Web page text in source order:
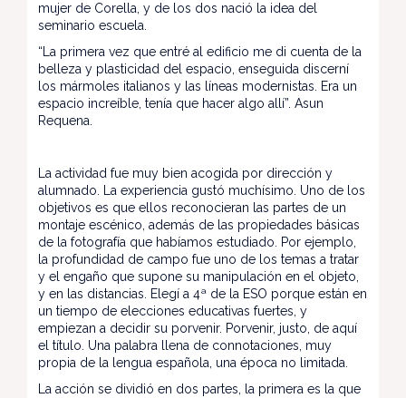
mujer de Corella, y de los dos nació la idea del
seminario escuela.
“La primera vez que entré al edificio me di cuenta de la
belleza y plasticidad del espacio, enseguida discerní
los mármoles italianos y las líneas modernistas. Era un
espacio increíble, tenía que hacer algo allí”. Asun
Requena.
La actividad fue muy bien acogida por dirección y
alumnado. La experiencia gustó muchísimo. Uno de los
objetivos es que ellos reconocieran las partes de un
montaje escénico, además de las propiedades básicas
de la fotografía que habíamos estudiado. Por ejemplo,
la profundidad de campo fue uno de los temas a tratar
y el engaño que supone su manipulación en el objeto,
y en las distancias. Elegí a 4ª de la ESO porque están en
un tiempo de elecciones educativas fuertes, y
empiezan a decidir su porvenir. Porvenir, justo, de aquí
el título. Una palabra llena de connotaciones, muy
propia de la lengua española, una época no limitada.
La acción se dividió en dos partes, la primera es la que